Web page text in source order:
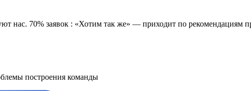
нас. 70% заявок : «Хотим так же» — приходит по рекомендациям
построения команды